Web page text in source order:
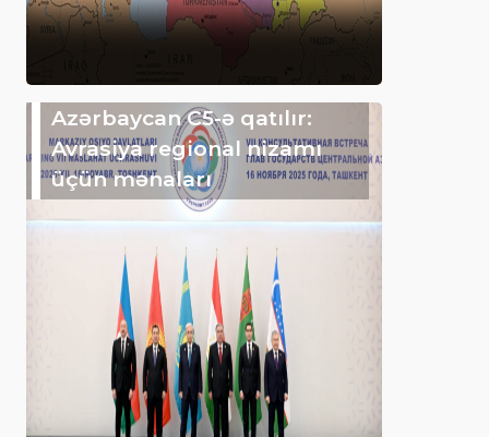
Azərbaycan C5-ə qatılır:
Avrasiya regional nizamı
üçün mənaları